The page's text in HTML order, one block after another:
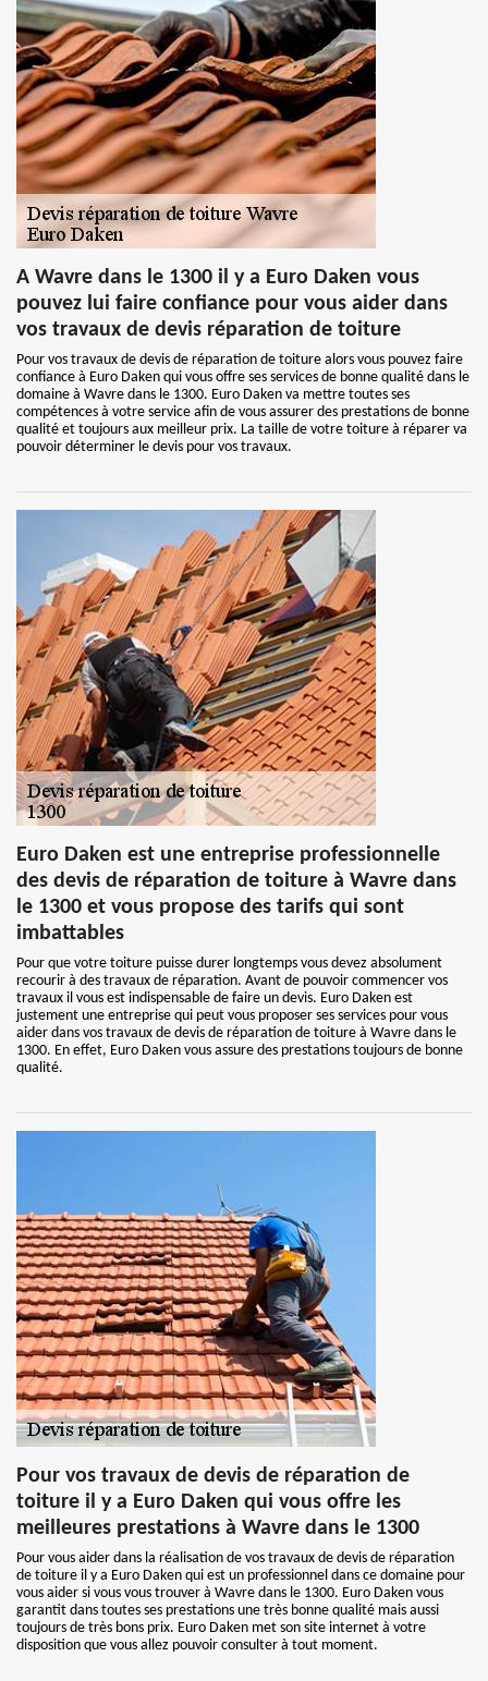
A Wavre dans le 1300 il y a Euro Daken vous
pouvez lui faire confiance pour vous aider dans
vos travaux de devis réparation de toiture
Pour vos travaux de devis de réparation de toiture alors vous pouvez faire
confiance à Euro Daken qui vous offre ses services de bonne qualité dans le
domaine à Wavre dans le 1300. Euro Daken va mettre toutes ses
compétences à votre service afin de vous assurer des prestations de bonne
qualité et toujours aux meilleur prix. La taille de votre toiture à réparer va
pouvoir déterminer le devis pour vos travaux.
Euro Daken est une entreprise professionnelle
des devis de réparation de toiture à Wavre dans
le 1300 et vous propose des tarifs qui sont
imbattables
Pour que votre toiture puisse durer longtemps vous devez absolument
recourir à des travaux de réparation. Avant de pouvoir commencer vos
travaux il vous est indispensable de faire un devis. Euro Daken est
justement une entreprise qui peut vous proposer ses services pour vous
aider dans vos travaux de devis de réparation de toiture à Wavre dans le
1300. En effet, Euro Daken vous assure des prestations toujours de bonne
qualité.
Pour vos travaux de devis de réparation de
toiture il y a Euro Daken qui vous offre les
meilleures prestations à Wavre dans le 1300
Pour vous aider dans la réalisation de vos travaux de devis de réparation
de toiture il y a Euro Daken qui est un professionnel dans ce domaine pour
vous aider si vous vous trouver à Wavre dans le 1300. Euro Daken vous
garantit dans toutes ses prestations une très bonne qualité mais aussi
toujours de très bons prix. Euro Daken met son site internet à votre
disposition que vous allez pouvoir consulter à tout moment.